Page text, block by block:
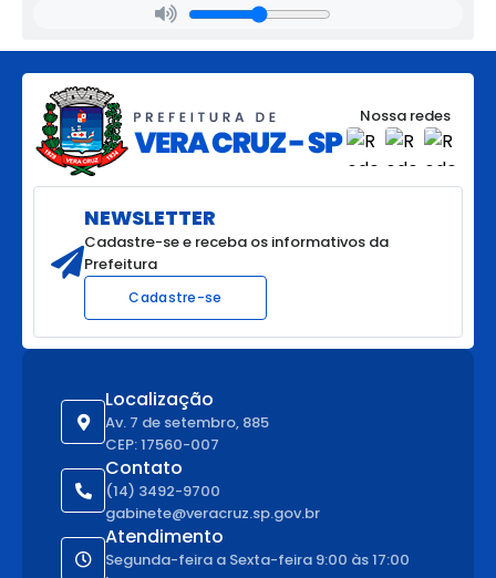
Localização
Av. 7 de setembro, 885
CEP: 17560-007
Contato
(14) 3492-9700
gabinete@veracruz.sp.gov.br
Atendimento
Segunda-feira a Sexta-feira 9:00 às 17:00
Nossa redes
NEWSLETTER
Cadastre-se e receba os informativos da
Prefeitura
Cadastre-se